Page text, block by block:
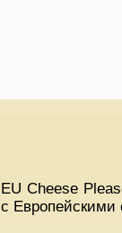
EU Cheese
с Европейскими